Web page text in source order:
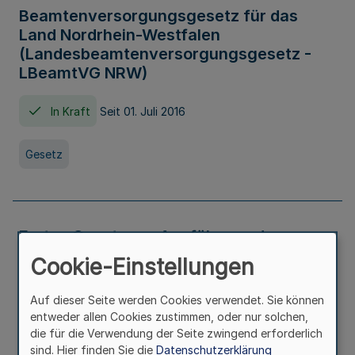
Beamtenversorgungsgesetz für das
Land Nordrhein-Westfalen
(Landesbeamtenversorgungsgesetz -
LBeamtVG NRW)
In Kraft Seit 01. Juli 2016
Gesetz
Erstes Gesetz zur Ausführung des
Kinder- und Jugendhilfegesetzes - AG -
KJHG -
In Kraft Seit 01. Januar 1991
Cookie-Einstellungen
Auf dieser Seite werden Cookies verwendet. Sie können
entweder allen Cookies zustimmen, oder nur solchen,
die für die Verwendung der Seite zwingend erforderlich
sind. Hier finden Sie die Datenschutzerklärung